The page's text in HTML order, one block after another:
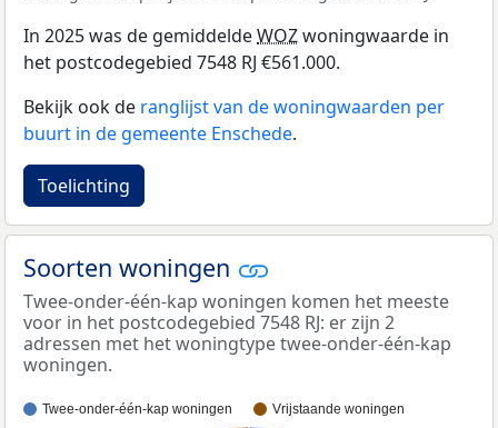
In 2025 was de gemiddeldeWOZwoningwaarde in
het postcodegebied 7548 RJ €561.000.
Bekijk ook de ranglijst van de woningwaarden per
buurt in de gemeente Enschede.
Toelichting
Soorten woningen
Twee-onder-één-kap woningen komen het meeste
voor in het postcodegebied 7548 RJ: er zijn 2
adressen met het woningtype twee-onder-één-kap
woningen.
Twee-onder-één-kap woningen Vrijstaande woningen